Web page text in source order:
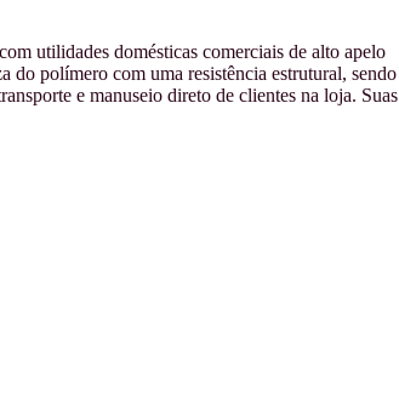
utilidades domésticas comerciais de alto apelo
polímero com uma resistência estrutural, sendo
e manuseio direto de clientes na loja. Suas